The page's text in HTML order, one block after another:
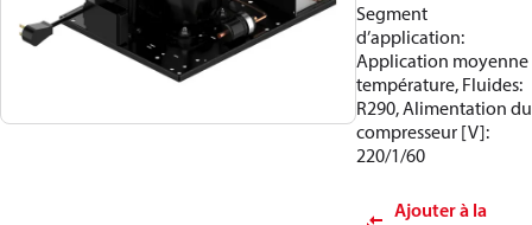
Segment
d’application:
Application moyenne
température, Fluides:
R290, Alimentation du
compresseur [V]:
220/1/60
Ajouter à la